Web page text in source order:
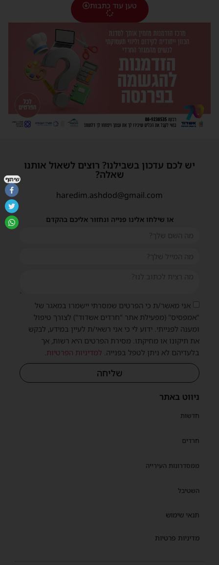
טען עוד כתבות
ניווט באתר
חדשות
חרדים
ממסדרונות העירייה
השטיבל
תנאי שימוש
מדיניות פרטיות
יש לכם עדכון בשבילנו? רוצים לשאול אותנו
שאלה?
haredim.ashdod@gmail.com
או שילחו אלינו פנייה ונחזור אליכם בהקדם
אני מאשר/ת כי הפרטים שמסרתי יישמרו במאגר של
"אמפסיס" (מפעילת אתר "חרדים אשדוד") לצורך טיפול
ומענה לפנייתי. ידוע לי כי אני רשאי/ת לעיין במידע, לבקש
את תיקונו או מחיקתו. מסירת הפרטים היא רשות, אך
בלעדיהם לא ניתן לטפל בפנייה. למדיניות הפרטיות.
שליחה
שיתוף